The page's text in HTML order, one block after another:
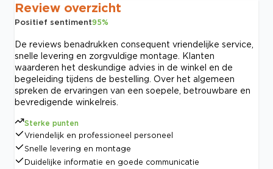
Review overzicht
Positief sentiment95%
De reviews benadrukken consequent vriendelijke service,
snelle levering en zorgvuldige montage. Klanten
waarderen het deskundige advies in de winkel en de
begeleiding tijdens de bestelling. Over het algemeen
spreken de ervaringen van een soepele, betrouwbare en
bevredigende winkelreis.
Sterke punten
Vriendelijk en professioneel personeel
Snelle levering en montage
Duidelijke informatie en goede communicatie